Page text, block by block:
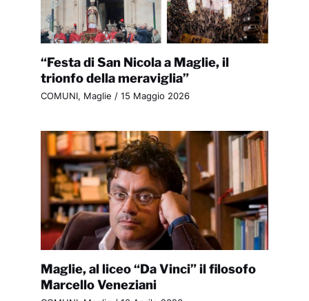
“Festa di San Nicola a Maglie, il
trionfo della meraviglia”
COMUNI, Maglie / 15 Maggio 2026
Maglie, al liceo “Da Vinci” il filosofo
Marcello Veneziani